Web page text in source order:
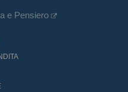
e Pensiero